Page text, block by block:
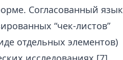
Согласованный язык
“чек-листов”
отдельных элементов)